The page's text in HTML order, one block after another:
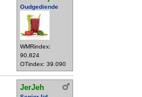
Oudgediende
WMRindex:
90.824
OTindex: 39.090
JerJeh